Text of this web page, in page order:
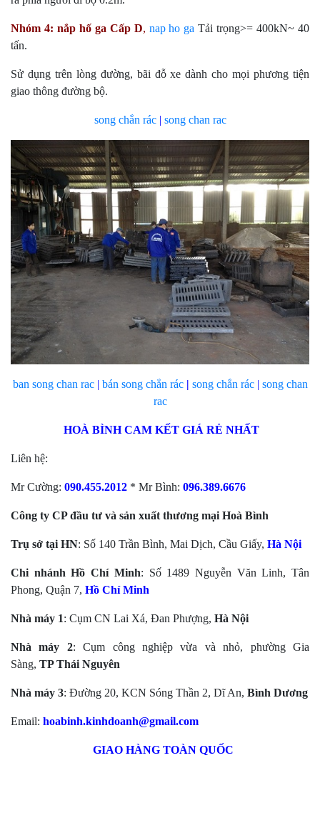
Nhóm 4: nắp hố ga Cấp D, nap ho gaTải trọng>= 400kN~ 40
tấn.
Sử dụng trên lòng đường, bãi đỗ xe dành cho mọi phương tiện
giao thông đường bộ.
song chắn rác| song chan rac
ban song chan rac| bán song chắn rác| song chắn rác| song chan
rac
HOÀ BÌNH CAM KẾT GIÁ RẺ NHẤT
Liên hệ:
Mr Cường: 090.455.2012 * Mr Bình: 096.389.6676
Công ty CP đầu tư và sản xuất thương mại Hoà Bình
Trụ sở tại HN: Số 140 Trần Bình, Mai Dịch, Cầu Giấy, Hà Nội
Chi nhánh Hồ Chí Minh: Số 1489 Nguyễn Văn Linh, Tân
Phong, Quận 7, Hồ Chí Minh
Nhà máy 1: Cụm CN Lai Xá, Đan Phượng, Hà Nội
Nhà máy 2: Cụm công nghiệp vừa và nhỏ, phường Gia
Sàng, TP Thái Nguyên
Nhà máy 3: Đường 20, KCN Sóng Thần 2, Dĩ An, Bình Dương
Email: hoabinh.kinhdoanh@gmail.com
GIAO HÀNG TOÀN QUỐC